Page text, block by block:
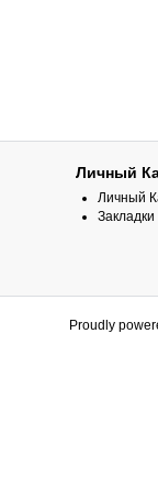
Личный
Личный
Закладки
Proudly